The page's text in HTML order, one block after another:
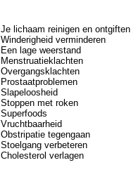
Je lichaam reinigen en ontgiften
Winderigheid verminderen
Een lage weerstand
Menstruatieklachten
Overgangsklachten
Prostaatproblemen
Slapeloosheid
Stoppen met roken
Superfoods
Vruchtbaarheid
Obstripatie tegengaan
Stoelgang verbeteren
Cholesterol verlagen